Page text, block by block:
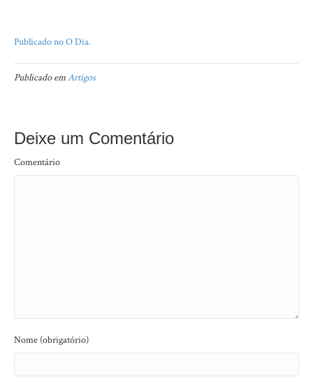
Publicado no O Dia.
Publicado emArtigos
Deixe um Comentário
Comentário
Nome (obrigatório)